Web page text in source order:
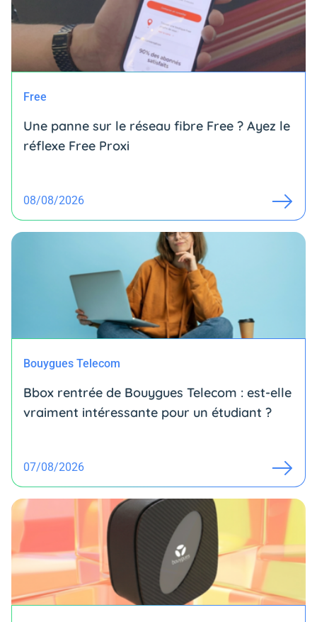
Free
Une panne sur le réseau fibre Free ? Ayez le
réflexe Free Proxi
08/08/2026
Bouygues Telecom
Bbox rentrée de Bouygues Telecom : est-elle
vraiment intéressante pour un étudiant ?
07/08/2026